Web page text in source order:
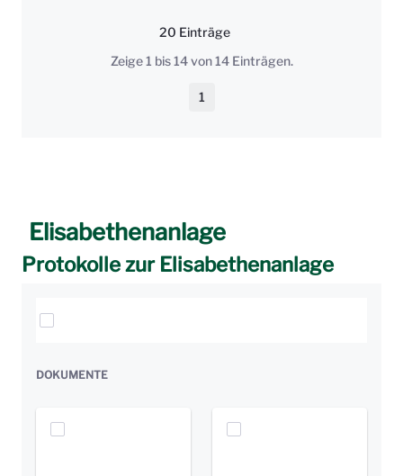
20 Einträge
Pro Seite
Zeige 1 bis 14 von 14 Einträgen.
Seite
1
Elisabethenanlage
Protokolle zur Elisabethenanlage
Elemente auswählen
DOKUMENTE